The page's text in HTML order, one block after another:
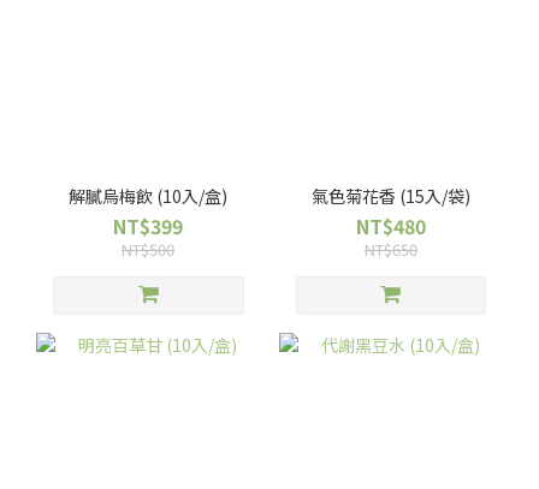
解膩烏梅飲 (10入/盒)
NT$399
NT$500
氣色菊花香 (15入/袋)
NT$480
NT$650